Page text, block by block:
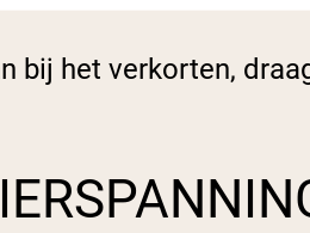
bij het verkorten,